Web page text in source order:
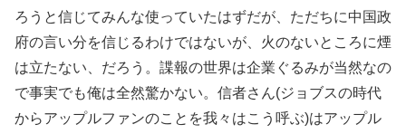
ろうと信じてみんな使っていたはずだが、ただちに中国政
府の言い分を信じるわけではないが、火のないところに煙
は立たない、だろう。諜報の世界は企業ぐるみが当然なの
で事実でも俺は全然驚かない。信者さん(ジョブスの時代
からアップルファンのことを我々はこう呼ぶ)はアップル